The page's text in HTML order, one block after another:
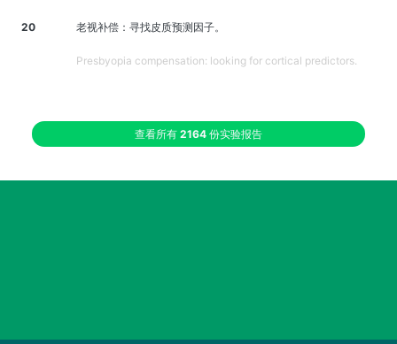
20 老视补偿：寻找皮质预测因子。
Presbyopia compensation: looking for cortical predictors.
查看所有 2164 份实验报告